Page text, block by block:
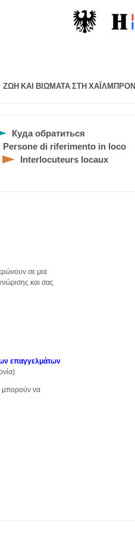
ΖΩΉ ΚΑΙ ΒΙΏΜΑΤΑ ΣΤΗ ΧΑΪΛΜΠΡΌΝ
Куда обратиться
Persone di riferimento in loco
Interlocuteurs locaux
σε μια
και σας
επαγγελμάτων
μπορούν να